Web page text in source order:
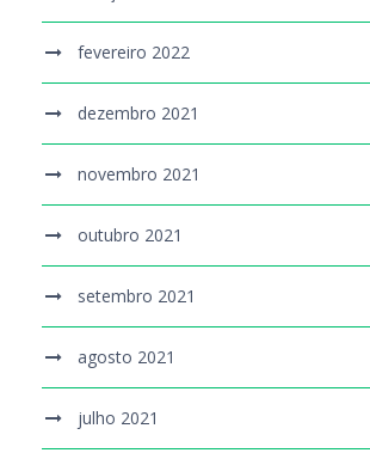
fevereiro 2022
dezembro 2021
novembro 2021
outubro 2021
setembro 2021
agosto 2021
julho 2021